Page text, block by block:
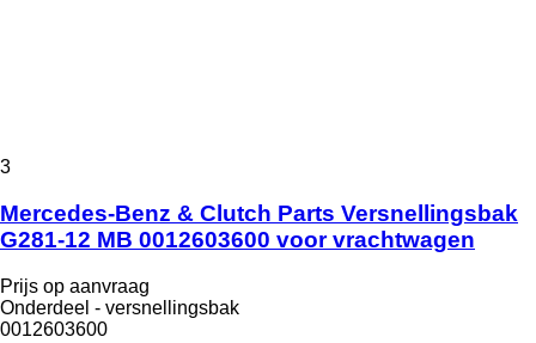
3
Mercedes-Benz & Clutch Parts Versnellingsbak
G281-12 MB 0012603600 voor vrachtwagen
Prijs op aanvraag
Onderdeel - versnellingsbak
0012603600